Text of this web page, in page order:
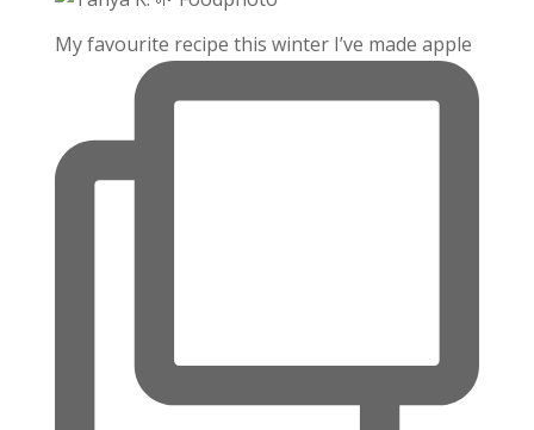
My favourite recipe this winter I’ve made apple